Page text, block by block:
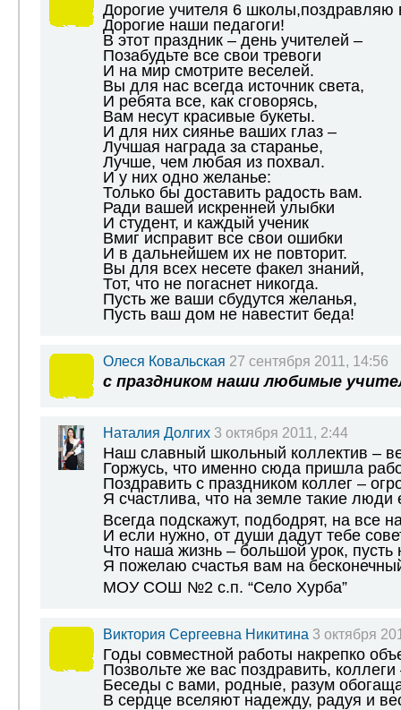
Дорогие учителя 6 школы,поздравляю
Дорогие наши педагоги!
В этот праздник – день учителей –
Позабудьте все свои тревоги
И на мир смотрите веселей.
Вы для нас всегда источник света,
И ребята все, как сговорясь,
Вам несут красивые букеты.
И для них сиянье ваших глаз –
Лучшая награда за старанье,
Лучше, чем любая из похвал.
И у них одно желанье:
Только бы доставить радость вам.
Ради вашей искренней улыбки
И студент, и каждый ученик
Вмиг исправит все свои ошибки
И в дальнейшем их не повторит.
Вы для всех несете факел знаний,
Тот, что не погаснет никогда.
Пусть же ваши сбудутся желанья,
Пусть ваш дом не навестит беда!
Олеся Ковальская 27 сентября 2011, 14:56
с праздником наши любимые
Наталия Долгих 3 октября 2011, 2:44
Наш славный школьный коллектив –
Горжусь, что именно сюда пришла
Поздравить с праздником коллег –
Я счастлива, что на земле такие люди
Всегда подскажут, подбодрят, на все
И если нужно, от души дадут тебе
Что наша жизнь – большой урок, пусть
Я пожелаю счастья вам на
МОУ СОШ №2 с.п. “Село Хурба”
Виктория Сергеевна Никитина 3 октября
Годы совместной работы накрепко
Позвольте же вас поздравить, коллеги
Беседы с вами, родные, разум
В сердце вселяют надежду, радуя и